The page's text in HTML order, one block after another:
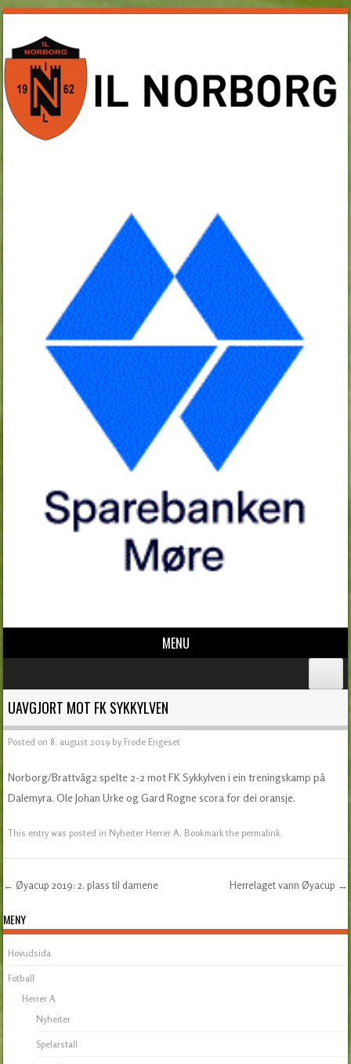
MENU
UAVGJORT MOT FK SYKKYLVEN
Posted on 8. august 2019 by Frode Engeset
Norborg/Brattvåg2 spelte 2-2 mot FK Sykkylven i ein treningskamp på
Dalemyra. Ole Johan Urke og Gard Rogne scora for dei oransje.
This entry was posted in Nyheiter Herrer A. Bookmark thepermalink.
Post navigation
← Øyacup 2019: 2. plass til damene Herrelaget vann Øyacup →
MENY
Hovudsida
Fotball
Herrer A
Nyheiter
Spelarstall